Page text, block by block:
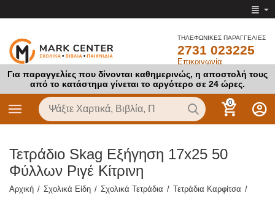
ΤΗΛΕΦΩΝΙΚΕΣ ΠΑΡΑΓΓΕΛΙΕΣ
2731 023225
Επικοινωνία
Για παραγγελίες που δίνονται καθημερινώς, η αποστολή τους
από το κατάστημα γίνεται το αργότερο σε 24 ώρες.
0
Τετράδιο Skag Εξήγηση 17x25 50
Φύλλων Ριγέ Κίτρινη
Αρχική / Σχολικά Είδη / Σχολικά Τετράδια / Τετράδια Καρφίτσα /